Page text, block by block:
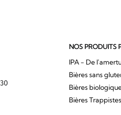
NOS PRODUITS
IPA - De
Bières sans
Bières
Bières Trappistes